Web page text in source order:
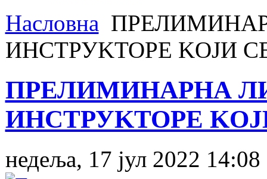
Насловна
ИНСТРУKТОРЕ KОЈИ
ПРЕЛИМИНАРНА
ИНСТРУKТОРЕ
недеља, 17 јул 2022 14:08